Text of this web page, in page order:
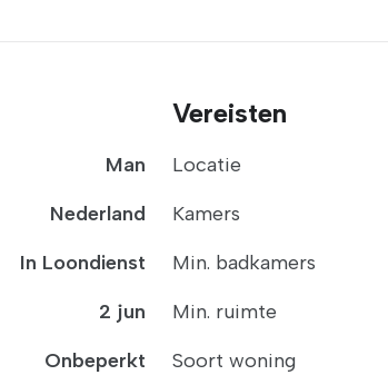
Man
Nederland
In Loondienst
2 jun
Onbeperkt
Vereisten
Locatie
Kamers
Min. badkamers
Min. ruimte
Soort woning